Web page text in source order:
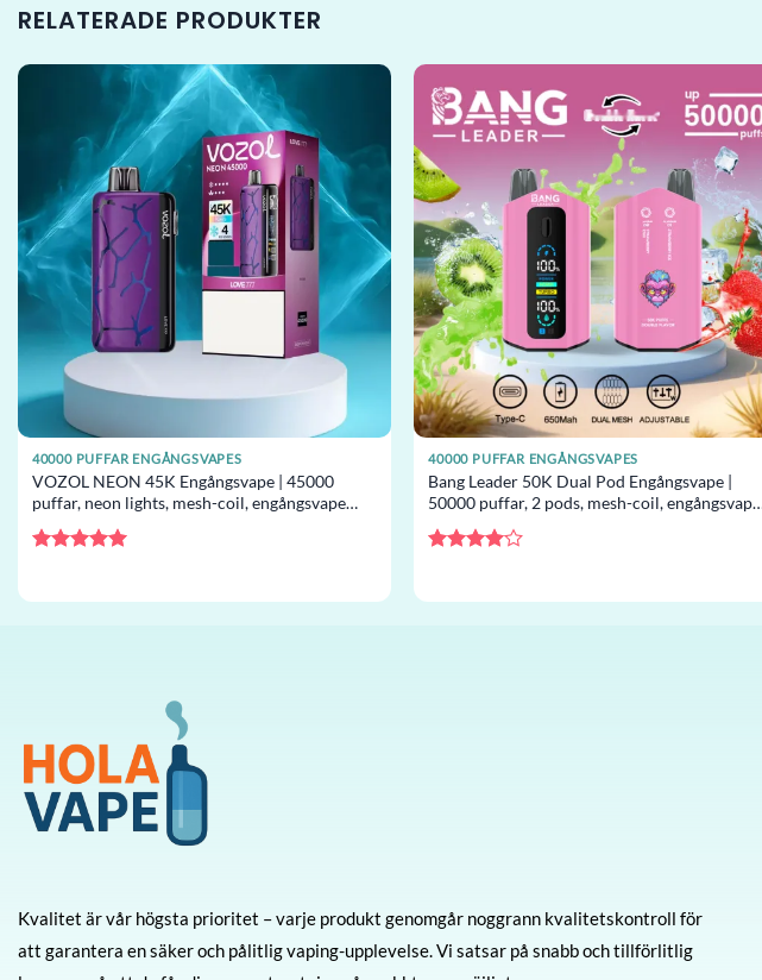
RELATERADE PRODUKTER
40000 PUFFAR ENGÅNGSVAPES
VOZOL NEON 45K Engångsvape | 45000
puffar, neon lights, mesh-coil, engångsvape
grossist
40000 PUFFAR ENGÅNGSVAPES
Bang Leader 50K Dual Pod Engångsvape |
50000 puffar, 2 pods, mesh-coil, engångsvape
grossist
Kvalitet är vår högsta prioritet – varje produkt genomgår noggrann kvalitetskontroll för
att garantera en säker och pålitlig vaping-upplevelse. Vi satsar på snabb och tillförlitlig